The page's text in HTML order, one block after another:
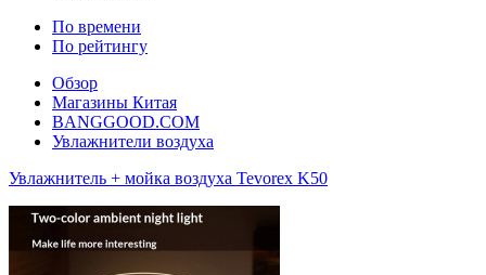
По времени
По рейтингу
Обзор
Магазины Китая
BANGGOOD.COM
Увлажнители воздуха
Увлажнитель + мойка воздуха Tevorex K50